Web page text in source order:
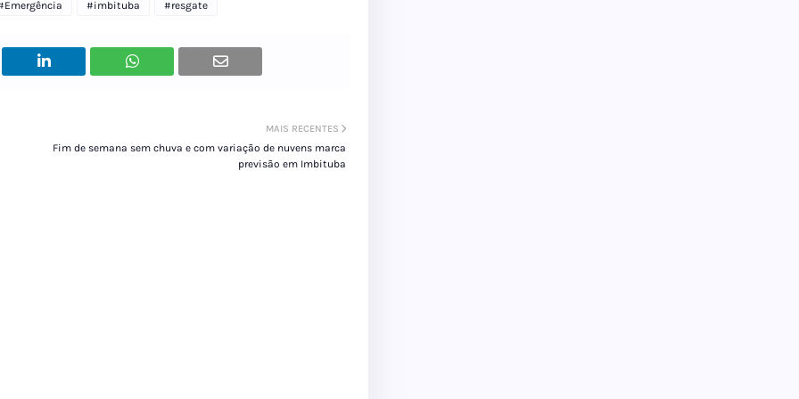
#imbituba #resgate
MAIS RECENTES
Fim de semana sem chuva e com variação de nuvens marca
previsão em Imbituba